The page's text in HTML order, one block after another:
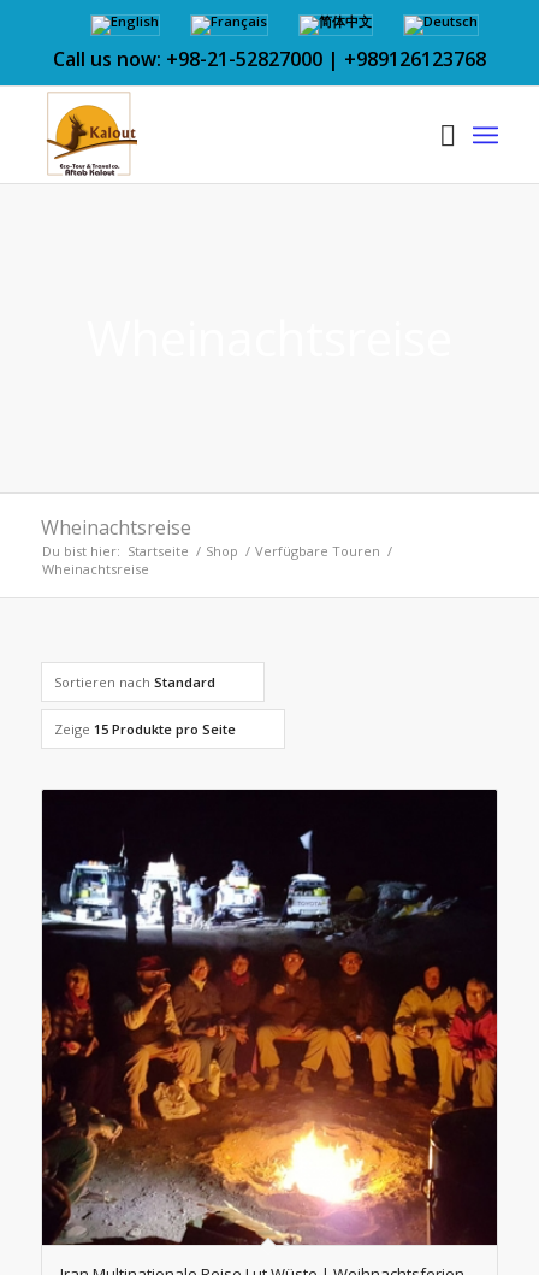
Call us now: +98-21-52827000 | +989126123768
Wheinachtsreise
Du bist hier: Startseite / Shop / Verfügbare Touren /
Wheinachtsreise
Sortieren nach Standard
Zeige 15 Produkte pro Seite